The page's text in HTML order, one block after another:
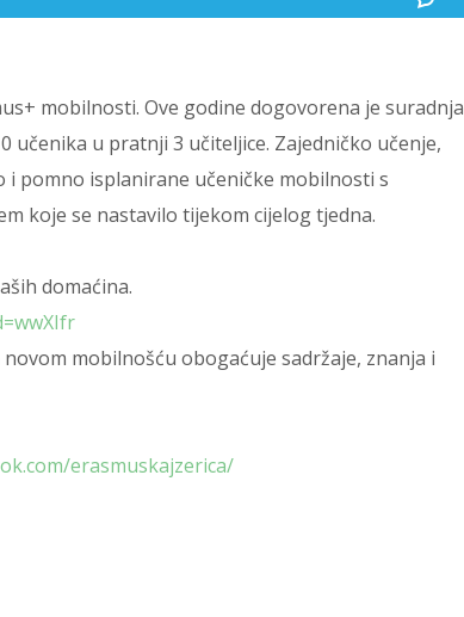
mobilnosti. Ove godine dogovorena je suradnja
u pratnji 3 učiteljice. Zajedničko učenje,
pomno isplanirane učeničke mobilnosti s
koje se nastavilo tijekom cijelog tjedna.
domaćina.
mobilnošću obogaćuje sadržaje, znanja i
erasmuskajzerica/